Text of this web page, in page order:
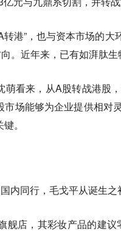
转港”，也与资本市场的
。近年来，已有如湃肽
萌看来，从A股转战港股
市场能够为企业提供相对
。
内同行，毛戈平从诞生
舰店，其彩妆产品的建